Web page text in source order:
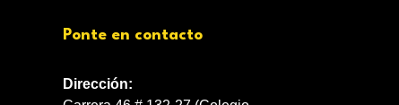
Ponte en contacto
Dirección: